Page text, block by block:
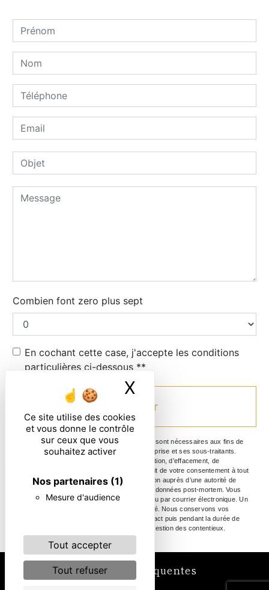
Ce site utilise des cookies
et vous donne le contrôle
sur ceux que vous
souhaitez activer
Nos partenaires (1)
Mesure d'audience
Tout accepter
Tout refuser
X Masquer le
Combien font zero plus sept
En cochant cette case, j'accepte les conditions
particulières ci-dessous **
Envoyer
** Les données personnelles communiquées sont nécessaires aux fins de
vous contacter. Elles sont destinées à l'entreprise et ses sous-traitants.
Vous disposez de droits d’accès, de rectification, d’effacement, de
portabilité, de limitation, d’opposition, de retrait de votre consentement à tout
moment et du droit d’introduire une réclamation auprès d’une autorité de
contrôle, ainsi que d’organiser le sort de vos données post-mortem. Vous
pouvez exercer ces droits par voie postale ou par courrier électronique. Un
justificatif d'identité pourra vous être demandé. Nous conservons vos
données pendant la période de prise de contact puis pendant la durée de
prescription légale aux fins probatoire et de gestion des contentieux.
Recherches fréquentes